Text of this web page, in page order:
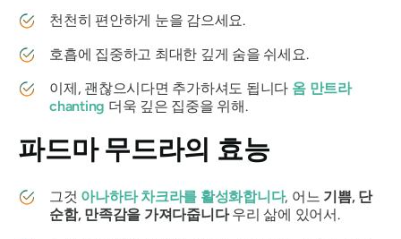
천천히 편안하게 눈을 감으세요.
호흡에 집중하고 최대한 깊게 숨을 쉬세요.
이제, 괜찮으시다면 추가하셔도 됩니다 옴 만트라
chanting 더욱 깊은 집중을 위해.
파드마 무드라의 효능
그것 아나하타 차크라를 활성화합니다, 어느 기쁨, 단
순함, 만족감을 가져다줍니다우리 삶에 있어서.